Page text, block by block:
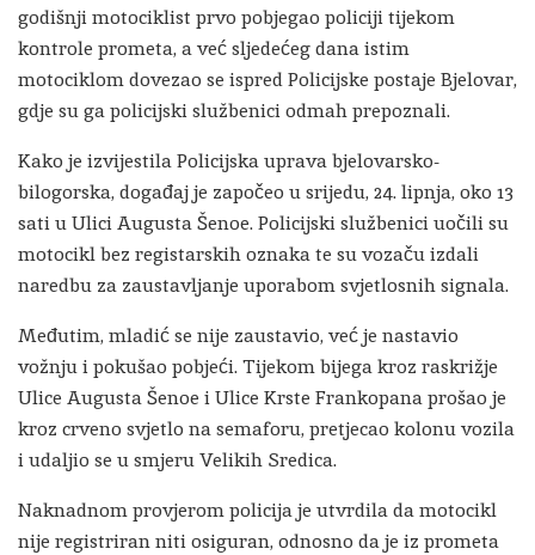
godišnji motociklist prvo pobjegao policiji tijekom
kontrole prometa, a već sljedećeg dana istim
motociklom dovezao se ispred Policijske postaje Bjelovar,
gdje su ga policijski službenici odmah prepoznali.
Kako je izvijestila Policijska uprava bjelovarsko-
bilogorska, događaj je započeo u srijedu, 24. lipnja, oko 13
sati u Ulici Augusta Šenoe. Policijski službenici uočili su
motocikl bez registarskih oznaka te su vozaču izdali
naredbu za zaustavljanje uporabom svjetlosnih signala.
Međutim, mladić se nije zaustavio, već je nastavio
vožnju i pokušao pobjeći. Tijekom bijega kroz raskrižje
Ulice Augusta Šenoe i Ulice Krste Frankopana prošao je
kroz crveno svjetlo na semaforu, pretjecao kolonu vozila
i udaljio se u smjeru Velikih Sredica.
Naknadnom provjerom policija je utvrdila da motocikl
nije registriran niti osiguran, odnosno da je iz prometa